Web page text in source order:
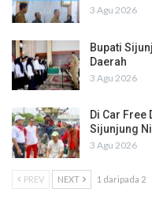
3 Agu 2026
Bupati
Daerah
3 Agu 2026
Di Car Free
Sijunjung
3 Agu 2026
PREV NEXT 1 daripada 2